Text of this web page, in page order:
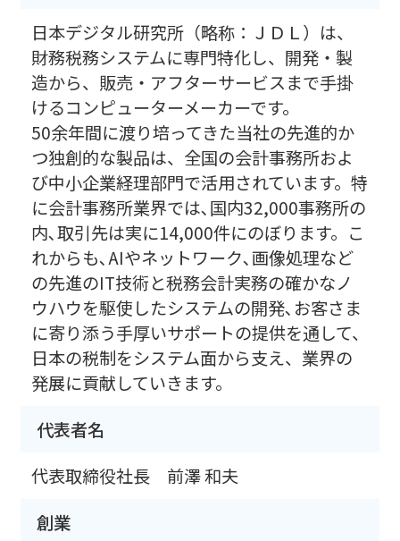
日本デジタル研究所（略称：ＪＤＬ）は、
財務税務システムに専門特化し、開発・製
造から、販売・アフターサービスまで手掛
けるコンピューターメーカーです。
50余年間に渡り培ってきた当社の先進的か
つ独創的な製品は、全国の会計事務所およ
び中小企業経理部門で活用されています。特
に会計事務所業界では､国内32,000事務所の
内､取引先は実に14,000件にのぼります。こ
れからも､AIやネットワーク､画像処理など
の先進のIT技術と税務会計実務の確かなノ
ウハウを駆使したシステムの開発､お客さま
に寄り添う手厚いサポートの提供を通して、
日本の税制をシステム面から支え、業界の
発展に貢献していきます。
代表者名
代表取締役社長 前澤 和夫
創業